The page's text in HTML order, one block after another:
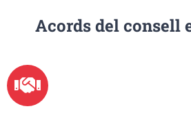
Acords del consell